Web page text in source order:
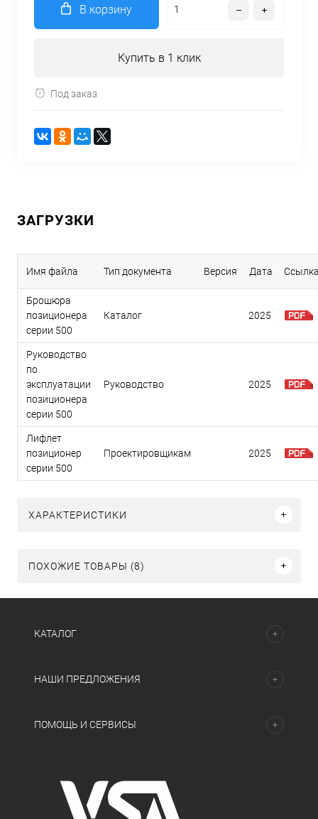
В корзину
Купить в 1 клик
Под заказ
ЗАГРУЗКИ
Имя файла Тип документа Версия Дата
Брошюра
позиционера
серии 500
Каталог 2025
Руководство
по
эксплуатации
позиционера
серии 500
Руководство 2025
Лифлет
позиционер
серии 500
Проектировщикам 2025
ХАРАКТЕРИСТИКИ
ПОХОЖИЕ ТОВАРЫ (8)
КАТАЛОГ
НАШИ ПРЕДЛОЖЕНИЯ
ПОМОЩЬ И СЕРВИСЫ